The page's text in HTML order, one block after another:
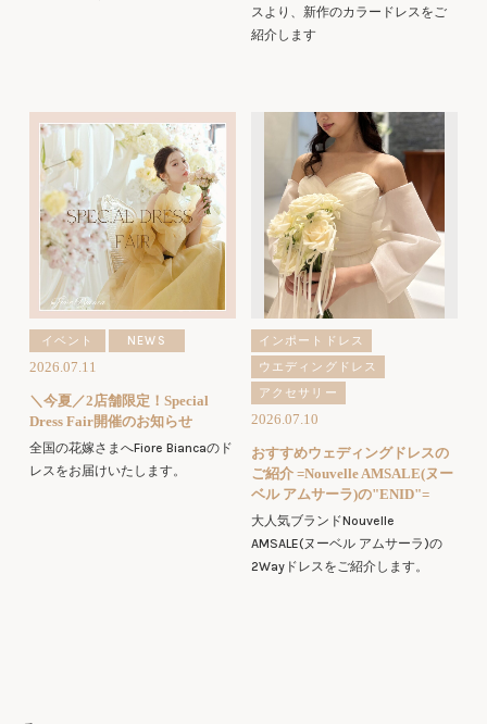
スより、新作のカラードレスをご
紹介します
イベント NEWS
2026.07.11
＼今夏／2店舗限定！Special
Dress Fair開催のお知らせ
全国の花嫁さまへFiore Biancaのド
レスをお届けいたします。
インポートドレス
ウエディングドレス
アクセサリー
2026.07.10
おすすめウェディングドレスの
ご紹介 =Nouvelle AMSALE(ヌー
ベル アムサーラ)の"ENID"=
大人気ブランドNouvelle
AMSALE(ヌーベル アムサーラ)の
2Wayドレスをご紹介します。